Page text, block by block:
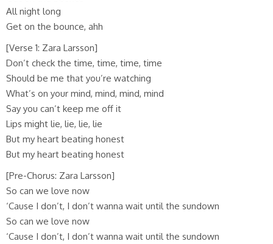
All night long
Get on the bounce, ahh
[Verse 1: Zara Larsson]
Don’t check the time, time, time, time
Should be me that you’re watching
What’s on your mind, mind, mind, mind
Say you can’t keep me off it
Lips might lie, lie, lie, lie
But my heart beating honest
But my heart beating honest
[Pre-Chorus: Zara Larsson]
So can we love now
‘Cause I don’t, I don’t wanna wait until the sundown
So can we love now
‘Cause I don’t, I don’t wanna wait until the sundown